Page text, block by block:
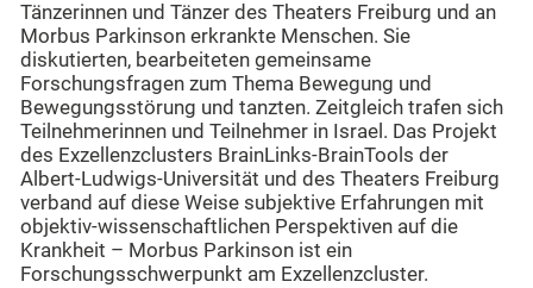
Tänzerinnen und Tänzer des Theaters Freiburg und an
Morbus Parkinson erkrankte Menschen. Sie
diskutierten, bearbeiteten gemeinsame
Forschungsfragen zum Thema Bewegung und
Bewegungsstörung und tanzten. Zeitgleich trafen sich
Teilnehmerinnen und Teilnehmer in Israel. Das Projekt
des Exzellenzclusters BrainLinks-BrainTools der
Albert-Ludwigs-Universität und des Theaters Freiburg
verband auf diese Weise subjektive Erfahrungen mit
objektiv-wissenschaftlichen Perspektiven auf die
Krankheit – Morbus Parkinson ist ein
Forschungsschwerpunkt am Exzellenzcluster.